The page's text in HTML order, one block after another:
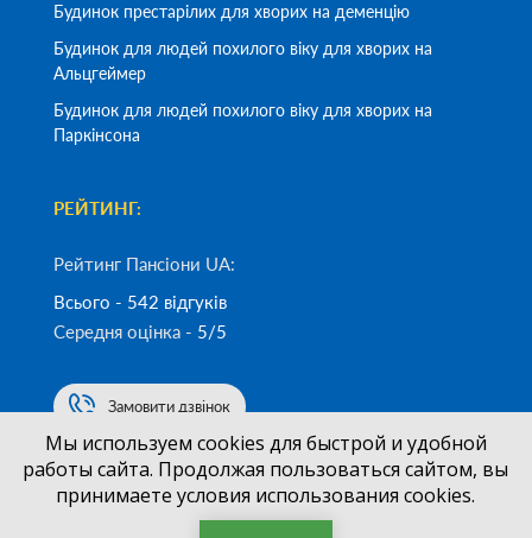
Будинок престарілих для хворих на деменцію
Будинок для людей похилого віку для хворих на
Альцгеймер
Будинок для людей похилого віку для хворих на
Паркінсона
РЕЙТИНГ:
Рейтинг Пансіони UA:
Всього - 542 відгуків
Середня оцінка - 5/5
Замовити дзвінок
+38 (050) 700-33-83
Мы используем cookies для быстрой и удобной
работы сайта. Продолжая пользоваться сайтом, вы
принимаете условия использования cookies.